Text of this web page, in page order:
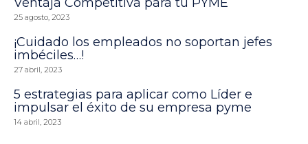
25 agosto, 2023
¡Cuidado los empleados no soportan jefes
imbéciles…!
27 abril, 2023
5 estrategias para aplicar como Líder e
impulsar el éxito de su empresa pyme
14 abril, 2023